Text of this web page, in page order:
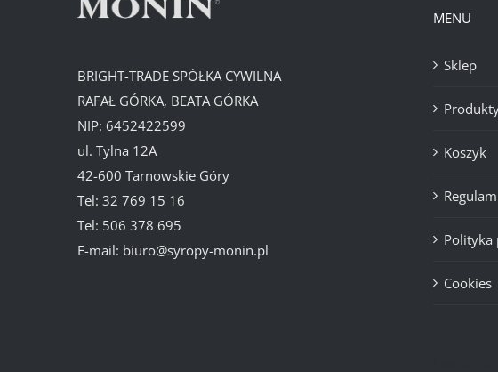
BRIGHT-TRADE SPÓŁKA CYWILNA
RAFAŁ GÓRKA, BEATA GÓRKA
NIP: 6452422599
ul. Tylna 12A
42-600 Tarnowskie Góry
Tel: 32 769 15 16
Tel: 506 378 695
E-mail: biuro@syropy-monin.pl
MENU
Sklep
Koszyk
Polityka
Cookies